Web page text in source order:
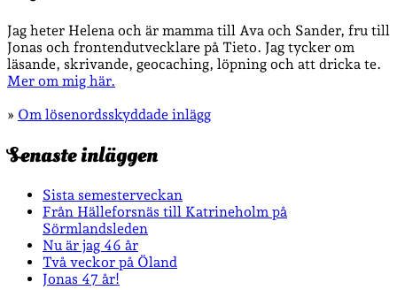
Jag heter Helena och är mamma till Ava och Sander, fru till
Jonas och frontendutvecklare på Tieto. Jag tycker om
läsande, skrivande, geocaching, löpning och att dricka te.
Mer om mig här.
» Om lösenordsskyddade inlägg
Senaste inläggen
Sista semesterveckan
Från Hälleforsnäs till Katrineholm på
Sörmlandsleden
Nu är jag 46 år
Två veckor på Öland
Jonas 47 år!